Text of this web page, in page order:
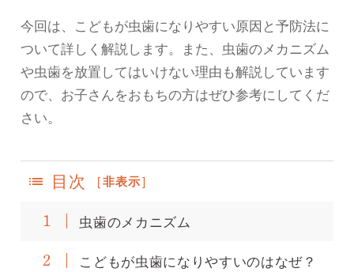
今回は、こどもが虫歯になりやすい原因と予防法に
ついて詳しく解説します。また、虫歯のメカニズム
や虫歯を放置してはいけない理由も解説しています
ので、お子さんをおもちの方はぜひ参考にしてくだ
さい。
目次 [非表示]
1 虫歯のメカニズム
2 こどもが虫歯になりやすいのはなぜ？